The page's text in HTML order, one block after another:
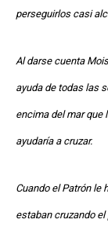
perseguirlos casi
Al darse cuenta
ayuda de todas las
encima del mar que
ayudaría a cruzar.
Cuando el Patrón le
estaban cruzando